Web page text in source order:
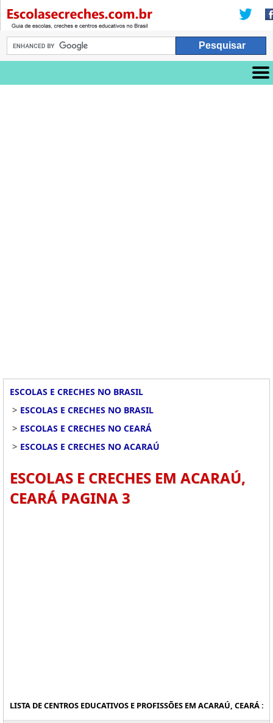
ESCOLAS E CRECHES NO BRASIL
> ESCOLAS E CRECHES NO BRASIL
> ESCOLAS E CRECHES NO CEARÁ
> ESCOLAS E CRECHES NO ACARAÚ
ESCOLAS E CRECHES EM ACARAÚ,
CEARÁ PAGINA 3
LISTA DE CENTROS EDUCATIVOS E PROFISSÕES EM ACARAÚ, CEARÁ :